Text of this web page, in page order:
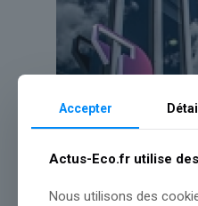
Accepter
Actus-Eco.fr utilise
Nous utilisons des